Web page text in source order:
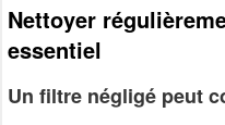
Nettoyer
essentiel
Un filtre négligé peut